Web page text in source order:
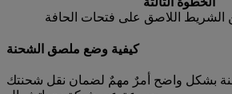
اللاصق على فتحات الحافة
كيفية وضع ملصق الشحنة
بشكل واضح أمرٌ مهمٌ لضمان نقل شحنتك